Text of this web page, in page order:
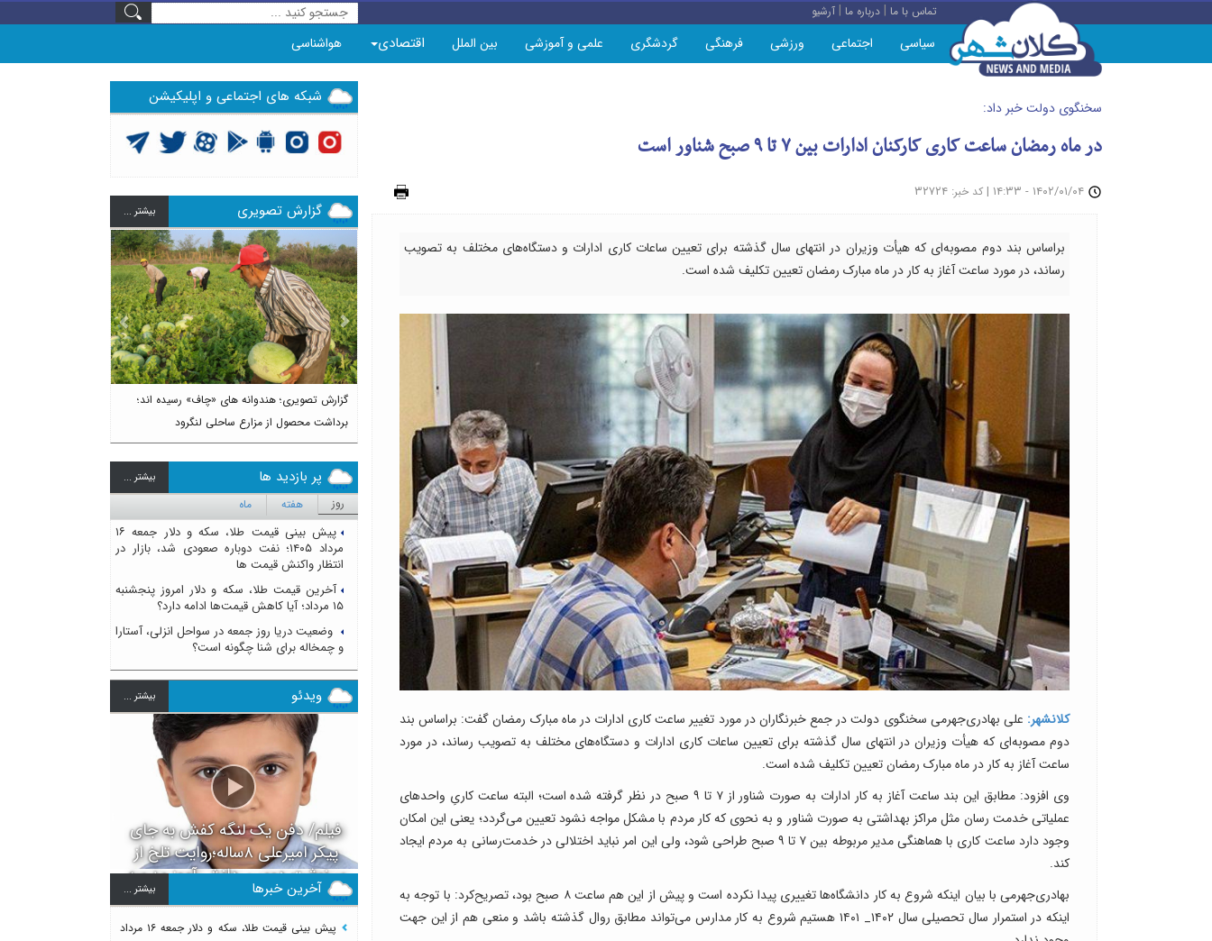
تماس با ما |درباره ما |آرشیو
سیاسی اجتماعی ورزشی فرهنگی گردشگری علمی و آموزشی بین الملل اقتصادی هواشناسی
سخنگوی دولت خبر داد:
در ماه رمضان ساعت کاری کارکنان ادارات بین ۷ تا ۹ صبح شناور است
| کد خبر: ۳۲۷۲۴
براساس بند دوم مصوبه‌ای که هیأت وزیران در انتهای سال گذشته برای تعیین ساعات کاری ادارات و دستگاه‌های مختلف به تصویب
رساند، در مورد ساعت آغاز به کار در ماه مبارک رمضان تعیین تکلیف شده است.
کلانشهر: علی بهادری‌جهرمی سخنگوی دولت در جمع خبرنگاران در مورد تغییر ساعت کاری ادارات در ماه مبارک رمضان گفت: براساس بند
دوم مصوبه‌ای که هیأت وزیران در انتهای سال گذشته برای تعیین ساعات کاری ادارات و دستگاه‌های مختلف به تصویب رساند، در مورد
ساعت آغاز به کار در ماه مبارک رمضان تعیین تکلیف شده است.
وی افزود: مطابق این بند ساعت آغاز به کار ادارات به صورت شناور از ۷ تا ۹ صبح در نظر گرفته شده است؛ البته ساعت کاریِ واحدهای
عملیاتی خدمت رسان مثل مراکز بهداشتی به صورت شناور و به نحوی که کار مردم با مشکل مواجه نشود تعیین می‌گردد؛ یعنی این امکان
وجود دارد ساعت کاری با هماهنگی مدیر مربوطه بین ۷ تا ۹ صبح طراحی شود، ولی این امر نباید اختلالی در خدمت‌رسانی به مردم ایجاد
کند.
بهادری‌جهرمی با بیان اینکه شروع به کار دانشگاه‌ها تغییری پیدا نکرده است و پیش از این هم ساعت ۸ صبح بود، تصریح‌کرد: با توجه به
اینکه در استمرار سال تحصیلی سال ۱۴۰۲_ ۱۴۰۱ هستیم شروع به کار مدارس می‌تواند مطابق روال گذشته باشد و منعی هم از این جهت
شبکه های اجتماعی و اپلیکیشن
گزارش تصویری بيشتر ...
گزارش تصویری؛ هندوانه های «چاف» رسیده اند؛
برداشت محصول از مزارع ساحلی لنگرود
Previous Next
پر بازدید ها بيشتر ...
روز هفته ماه
پیش بینی قیمت طلا، سکه و دلار جمعه ۱۶
مرداد ۱۴۰۵؛ نفت دوباره صعودی شد، بازار در
انتظار واکنش قیمت ها
آخرین قیمت طلا، سکه و دلار امروز پنجشنبه
۱۵ مرداد؛ آیا کاهش قیمت‌ها ادامه دارد؟
وضعیت دریا روز جمعه در سواحل انزلی، آستارا
و چمخاله برای شنا چگونه است؟
ویدئو بيشتر ...
فیلم/ دفن یک لنگه کفش به جای
پیکر امیرعلی ۸ساله؛روایت تلخ از
سرنوشت دومین دانش آموز مدرسه
میناب بعد از ماکان
آخرین خبرها بيشتر ...
پیش بینی قیمت طلا، سکه و دلار جمعه ۱۶ مرداد